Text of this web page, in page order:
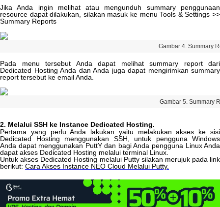
Jika Anda ingin melihat atau mengunduh summary
penggunaan
resource dapat dilakukan, silakan masuk ke menu Tools & Settings >>
Summary Reports
Gambar 4. Summary
Pada menu tersebut Anda dapat melihat summary report
dari
Dedicated Hosting Anda dan Anda juga dapat mengirimkan summary
report tersebut ke emailAnda
Gambar 5. Summary
2. Melalui SSH ke Instance Dedicated Hosting.
Pertama yang perlu Anda lakukan yaitu melakukan akses ke sisi
Dedicated
Hosting menggunakan SSH, untuk pengguna Windows
Anda dapat menggunakan PuttY dan bagi Anda pengguna Linux Anda
dapat akses Dedicated Hosting melalui terminal Linux.
Untuk akses Dedicated Hosting melalui Putty silakan merujuk pada link
berikut: CaraAkses Instance NEO Cloud Melalui Putty.